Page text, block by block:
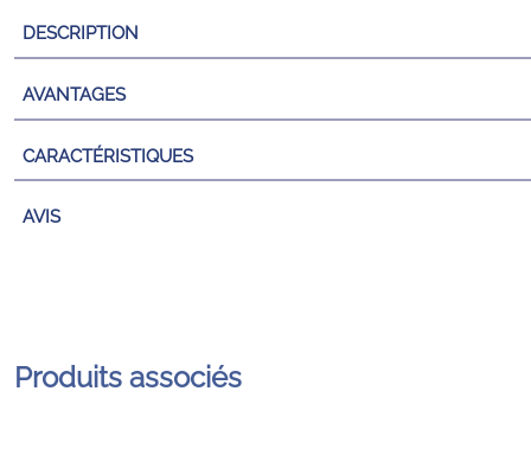
DESCRIPTION
AVANTAGES
CARACTÉRISTIQUES
AVIS
Produits associés